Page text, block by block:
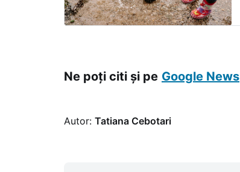
Ne poți citi și pe Google News
Autor: Tatiana Cebotari